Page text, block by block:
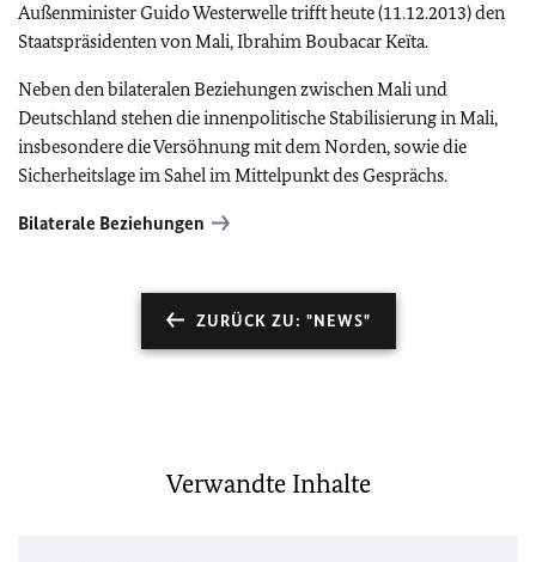
Außenminister Guido Westerwelle trifft heute (11.12.2013) den
Staatspräsidenten von Mali, Ibrahim Boubacar Keïta.
Neben den bilateralen Beziehungen zwischen Mali und
Deutschland stehen die innenpolitische Stabilisierung in Mali,
insbesondere die Versöhnung mit dem Norden, sowie die
Sicherheitslage im Sahel im Mittelpunkt des Gesprächs.
Bilaterale Beziehungen
ZURÜCK ZU: "NEWS"
Verwandte Inhalte